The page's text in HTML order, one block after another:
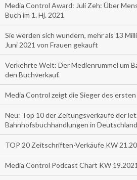
Media Control Award: Juli Zeh: Über
Buch im 1. Hj. 2021
Sie werden sich wundern, mehr als 13
Juni 2021 von Frauen gekauft
Verkehrte Welt: Der Medienrummel um
den Buchverkauf.
Media Control zeigt die Sieger des
Neu: Top 10 der Zeitungsverkäufe der
Bahnhofsbuchhandlungen in Deutschland
TOP 20 Zeitschriften-Verkäufe KW
Media Control Podcast Chart KW 19.2021